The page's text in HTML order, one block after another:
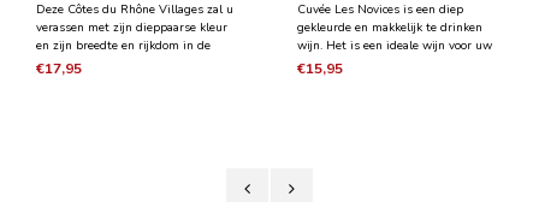
Deze Côtes du Rhône Villages zal u
verassen met zijn dieppaarse kleur
en zijn breedte en rijkdom in de
mond. Deze wijn kan zijn oorsprong
€17,95
Cuvée Les Novices is een diep
gekleurde en makkelijk te drinken
wijn. Het is een ideale wijn voor uw
maaltijden met vrienden. Hij is fris
€15,95